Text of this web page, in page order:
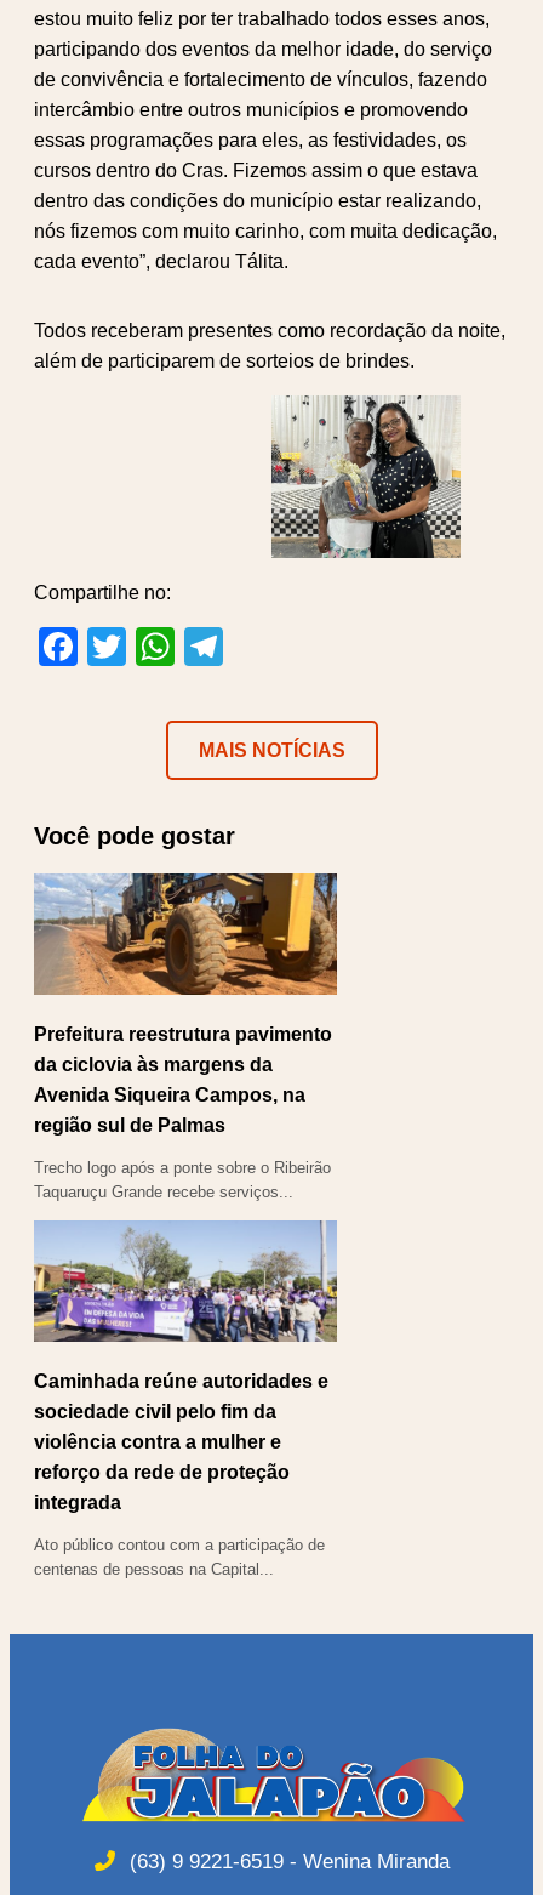
estou muito feliz por ter trabalhado todos esses anos,
participando dos eventos da melhor idade, do serviço
de convivência e fortalecimento de vínculos, fazendo
intercâmbio entre outros municípios e promovendo
essas programações para eles, as festividades, os
cursos dentro do Cras. Fizemos assim o que estava
dentro das condições do município estar realizando,
nós fizemos com muito carinho, com muita dedicação,
cada evento”, declarou Tálita.
Todos receberam presentes como recordação da noite,
além de participarem de sorteios de brindes.
Compartilhe no:
Facebook
TwitterWhatsApp
MAIS NOTÍCIAS
Você pode gostar
Prefeitura reestrutura pavimento
da ciclovia às margens da
Avenida Siqueira Campos, na
região sul de Palmas
Trecho logo após a ponte sobre o Ribeirão
Taquaruçu Grande recebe serviços...
Caminhada reúne autoridades e
sociedade civil pelo fim da
violência contra a mulher e
reforço da rede de proteção
integrada
Ato público contou com a participação de
centenas de pessoas na Capital...
(63) 9 9221-6519 - Wenina Miranda